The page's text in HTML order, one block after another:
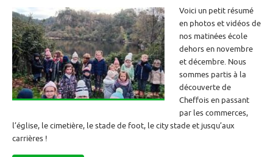
Voici un petit résumé
en photos et vidéos de
nos matinées école
dehors en novembre
et décembre. Nous
sommes partis à la
découverte de
Cheffois en passant
par les commerces,
l’église, le cimetière, le stade de foot, le city stade et jusqu’aux
carrières !